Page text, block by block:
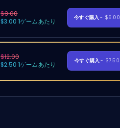
$8.00
$3.00 1ゲームあたり
今すぐ購入- $6.00
$12.00
$2.50 1ゲームあたり
今すぐ購入- $7.50